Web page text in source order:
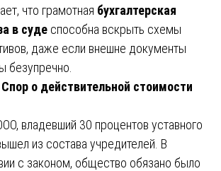
что грамотная бухгалтерская
в суде способна вскрыть схемы
даже если внешне документы
безупречно.
о действительной стоимости
владевший 30 процентов уставного
из состава учредителей. В
с законом, общество обязано было